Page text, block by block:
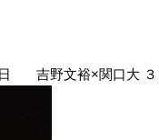
吉野文裕×関口大 ３